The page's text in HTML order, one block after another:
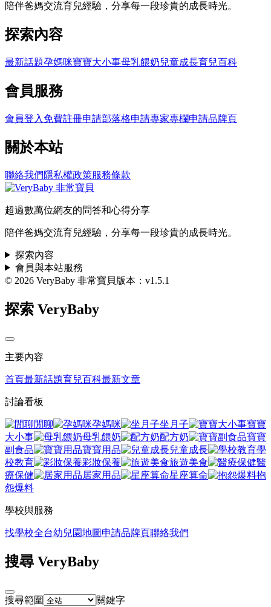
陪伴爸媽交流育兒經驗，分享每一段珍貴的成長時光。
探索內容
最新話題孕媽咪寶寶大小事母乳餵奶兒童成長育兒百科
會員服務
會員登入 免費註冊申請部落格申請專家專欄申請品牌頁
關於本站
聯絡我們 隱私權政策服務條款
超過數萬位網友的問答和心得分享
陪伴爸媽交流育兒經驗，分享每一段珍貴的成長時光。
探索內容
會員與本站服務
© 2026 VeryBaby 非常寶貝版本：v1.5.1
探索 VeryBaby
主要內容
首頁最新話題育兒百科最新文章
討論看板
閒聊 孕媽咪 坐月子
寶寶
大小事
母乳餵奶 配方奶
寶寶
副食品
寶寶用品 兒童成長
學
校教育
彩妝保養 旅遊美食
醫
療保健
居家用品 星座算命
抱
怨爆料
學校與服務
找學校全台幼兒園地圖 申請品牌頁聯絡我們
搜尋 VeryBaby
搜尋範圍 關鍵字